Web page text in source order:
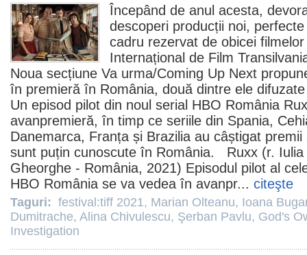
Începând de anul acesta,
descoperi producții noi,
cadru rezervat de obicei
Internațional de Film
Noua secțiune Va urma/Coming Up Next
în premieră în România, două dintre ele
Un episod pilot din noul serial HBO România
avanpremieră, în timp ce seriile din Spania,
Danemarca, Franța și Brazilia au câștigat premii
sunt puțin cunoscute în România. Ruxx (r.
Gheorghe - România, 2021) Episodul pilot al
HBO România se va vedea în avanpr... citeşte
Taguri: festival:tiff 2021, Marian Olteanu, Ioana
Dumitrache, Alina Chivulescu, Şerban Pavlu, God's
Investigation